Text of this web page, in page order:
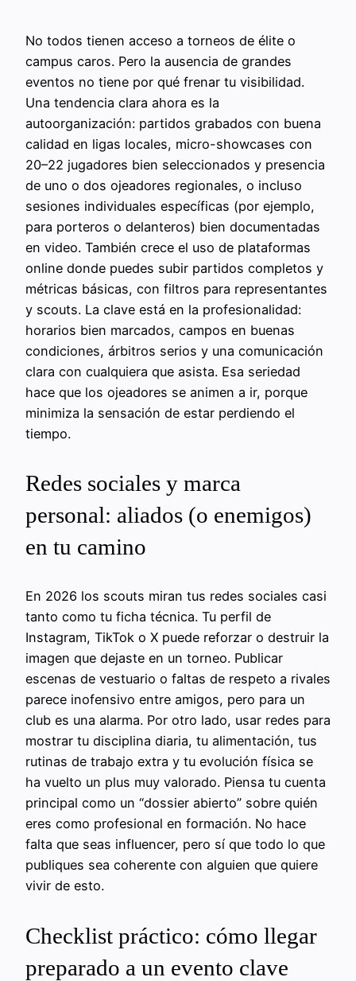
No todos tienen acceso a torneos de élite o
campus caros. Pero la ausencia de grandes
eventos no tiene por qué frenar tu visibilidad.
Una tendencia clara ahora es la
autoorganización: partidos grabados con buena
calidad en ligas locales, micro-showcases con
20–22 jugadores bien seleccionados y presencia
de uno o dos ojeadores regionales, o incluso
sesiones individuales específicas (por ejemplo,
para porteros o delanteros) bien documentadas
en video. También crece el uso de plataformas
online donde puedes subir partidos completos y
métricas básicas, con filtros para representantes
y scouts. La clave está en la profesionalidad:
horarios bien marcados, campos en buenas
condiciones, árbitros serios y una comunicación
clara con cualquiera que asista. Esa seriedad
hace que los ojeadores se animen a ir, porque
minimiza la sensación de estar perdiendo el
tiempo.
Redes sociales y marca
personal: aliados (o enemigos)
en tu camino
En 2026 los scouts miran tus redes sociales casi
tanto como tu ficha técnica. Tu perfil de
Instagram, TikTok o X puede reforzar o destruir la
imagen que dejaste en un torneo. Publicar
escenas de vestuario o faltas de respeto a rivales
parece inofensivo entre amigos, pero para un
club es una alarma. Por otro lado, usar redes para
mostrar tu disciplina diaria, tu alimentación, tus
rutinas de trabajo extra y tu evolución física se
ha vuelto un plus muy valorado. Piensa tu cuenta
principal como un “dossier abierto” sobre quién
eres como profesional en formación. No hace
falta que seas influencer, pero sí que todo lo que
publiques sea coherente con alguien que quiere
vivir de esto.
Checklist práctico: cómo llegar
preparado a un evento clave